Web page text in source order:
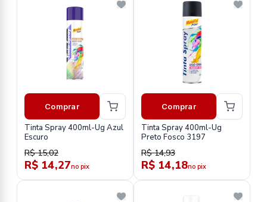
Comprar
Tinta Spray 400ml-Ug Azul
Escuro
R$ 15,02
R$ 14,27no pix
Comprar
Tinta Spray 400ml-Ug
Preto Fosco 3197
R$ 14,93
R$ 14,18no pix